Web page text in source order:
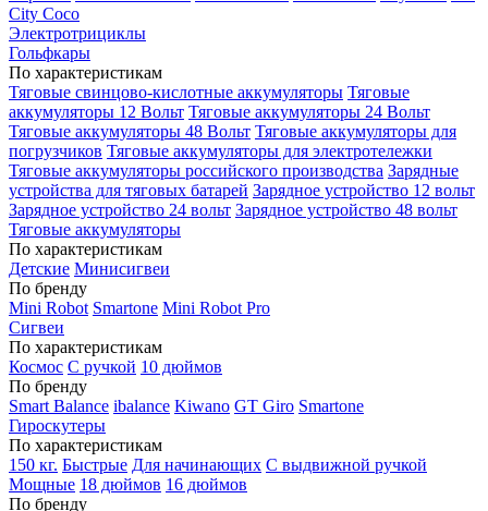
City Coco
Электротрициклы
Гольфкары
По характеристикам
Тяговые свинцово-кислотные аккумуляторы Тяговые
аккумуляторы 12 Вольт Тяговые аккумуляторы 24 Вольт
Тяговые аккумуляторы 48 Вольт Тяговые аккумуляторы для
погрузчиков Тяговые аккумуляторы для электротележки
Тяговые аккумуляторы российского производства Зарядные
устройства для тяговых батарей Зарядное устройство 12 вольт
Зарядное устройство 24 вольт Зарядное устройство 48 вольт
Тяговые аккумуляторы
По характеристикам
Детские Минисигвеи
По бренду
Mini Robot Smartone Mini Robot Pro
Сигвеи
По характеристикам
Космос С ручкой 10 дюймов
По бренду
Smart Balance ibalance Kiwano GT Giro Smartone
Гироскутеры
По характеристикам
150 кг. Быстрые Для начинающих С выдвижной ручкой
Мощные 18 дюймов 16 дюймов
По бренду